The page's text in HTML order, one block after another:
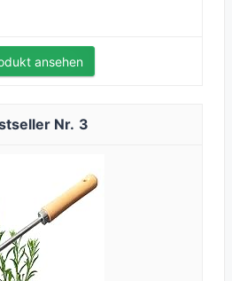
ansehen
3